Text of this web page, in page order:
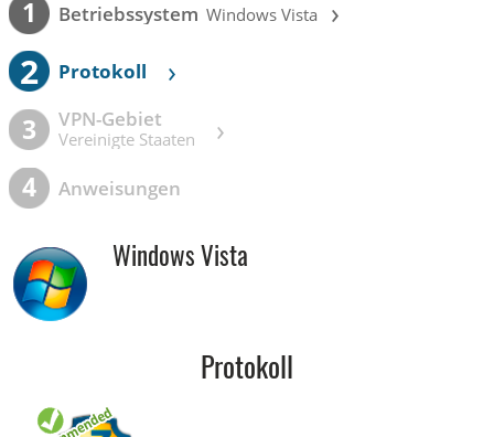
1 Betriebssystem Windows Vista ›
2 Protokoll ›
3 VPN-Gebiet
Vereinigte Staaten ›
4 Anweisungen
Windows Vista
Protokoll